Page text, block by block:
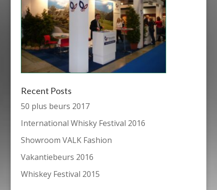
Recent Posts
50 plus beurs 2017
International Whisky Festival 2016
Showroom VALK Fashion
Vakantiebeurs 2016
Whiskey Festival 2015